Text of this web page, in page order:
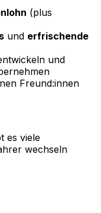
(plus
und erfrischende
und
Freund:innen
es viele
wechseln